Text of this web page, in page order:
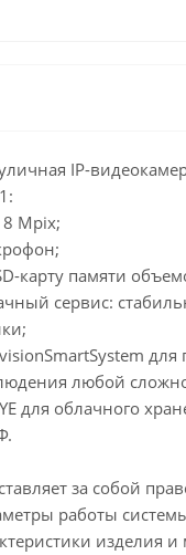
IP-
Mpix;
карту памяти
сервис:
для
любой
для облачного
за собой
работы
изделия и